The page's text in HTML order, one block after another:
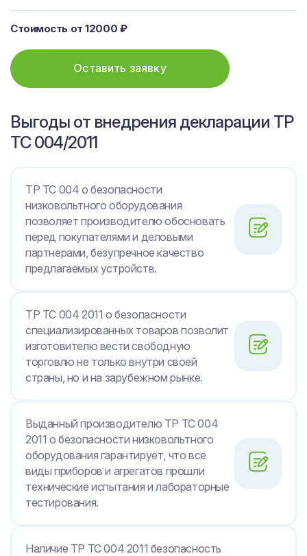
Стоимость от 12000 ₽
Оставить заявку
Выгоды от внедрения декларации ТР
ТС 004/2011
ТР ТС 004 о безопасности
низковольтного оборудования
позволяет производителю обосновать
перед покупателями и деловыми
партнерами, безупречное качество
предлагаемых устройств.
ТР ТС 004 2011 о безопасности
специализированных товаров позволит
изготовителю вести свободную
торговлю не только внутри своей
страны, но и на зарубежном рынке.
Выданный производителю ТР ТС 004
2011 о безопасности низковольтного
оборудования гарантирует, что все
виды приборов и агрегатов прошли
технические испытания и лабораторные
тестирования.
Наличие ТР ТС 004 2011 безопасность